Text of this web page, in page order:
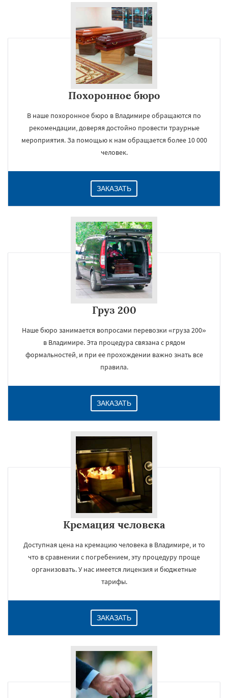
Похоронное бюро
В наше похоронное бюро в Владимире обращаются по
рекомендации, доверяя достойно провести траурные
мероприятия. За помощью к нам обращается более 10 000
человек.
ЗАКАЗАТЬ
Груз 200
Наше бюро занимается вопросами перевозки «груза 200»
в Владимире. Эта процедура связана с рядом
формальностей, и при ее прохождении важно знать все
правила.
ЗАКАЗАТЬ
Кремация человека
Доступная цена на кремацию человека в Владимире, и то
что в сравнении с погребением, эту процедуру проще
организовать. У нас имеется лицензия и бюджетные
тарифы.
ЗАКАЗАТЬ